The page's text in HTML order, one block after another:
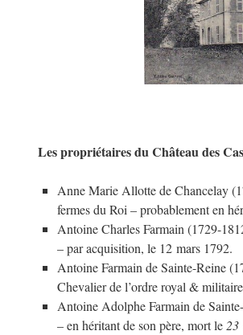
Les propriétaires du Château des
Anne Marie Allotte de Chancelay
fermes du Roi – probablement en
Antoine Charles Farmain (1729-
– par acquisition, le 12 mars 1792.
Antoine Farmain de Sainte-Reine
Chevalier de l’ordre royal &
Antoine Adolphe Farmain de
– en héritant de son père, mort le